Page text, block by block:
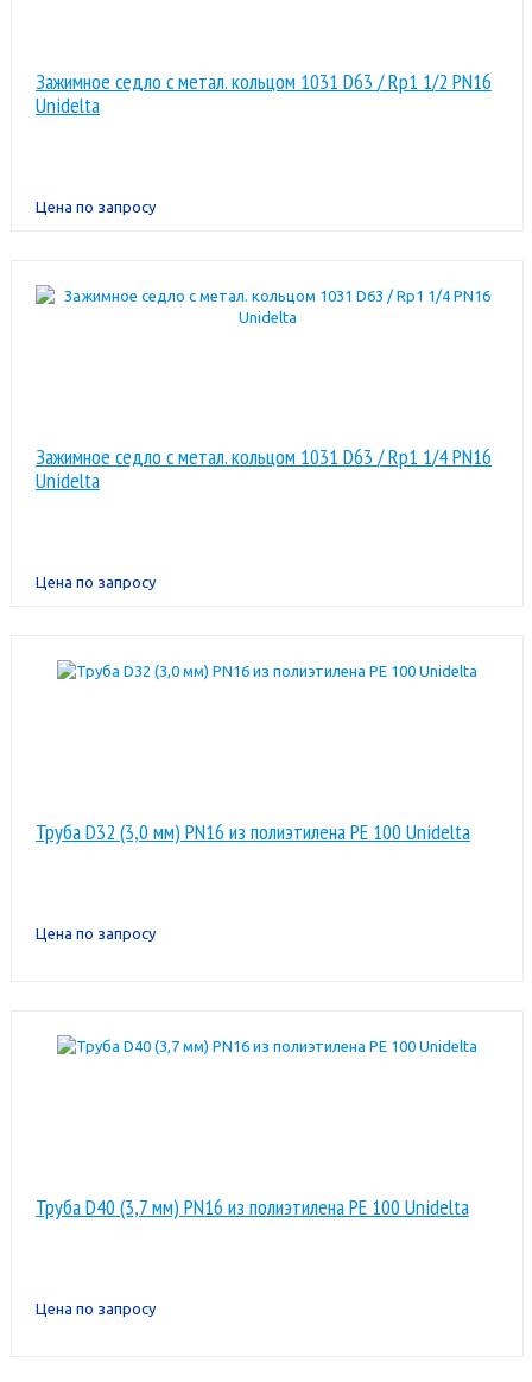
Зажимное седло с метал. кольцом 1031 D63 / Rp1 1/2 PN16
Unidelta
Цена по запросу
Зажимное седло с метал. кольцом 1031 D63 / Rp1 1/4 PN16
Unidelta
Цена по запросу
Труба D32 (3,0 мм) PN16 из полиэтилена PE 100 Unidelta
Цена по запросу
Труба D40 (3,7 мм) PN16 из полиэтилена PE 100 Unidelta
Цена по запросу